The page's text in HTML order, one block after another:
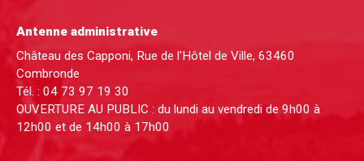
Antenne administrative
Château des Capponi, Rue de l'Hôtel de Ville, 63460
Combronde
Tél. : 04 73 97 19 30
OUVERTURE AU PUBLIC : du lundi au vendredi de 9h00 à
12h00 et de 14h00 à 17h00